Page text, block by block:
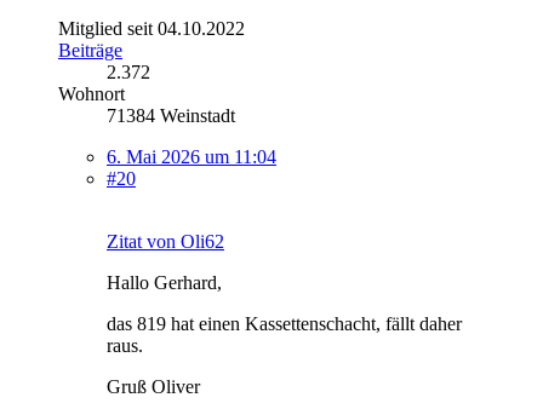
Mitglied seit 04.10.2022
Beiträge
2.372
Wohnort
71384 Weinstadt
6. Mai 2026 um 11:04
#20
Zitat von Oli62
Hallo Gerhard,
das 819 hat einen Kassettenschacht, fällt daher
raus.
Gruß Oliver